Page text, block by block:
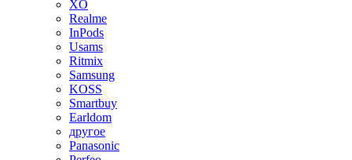
XO
Realme
InPods
Usams
Ritmix
Samsung
KOSS
Smartbuy
Earldom
другое
Panasonic